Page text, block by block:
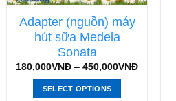
Adapter (nguồn) máy
hút sữa Medela
Sonata
180,000VNĐ – 450,000VNĐ
SELECT OPTIONS